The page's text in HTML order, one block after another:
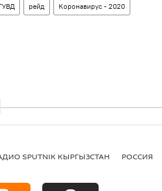
рейд Коронавирус - 2020
SPUTNIK КЫРГЫЗСТАН РОССИЯ